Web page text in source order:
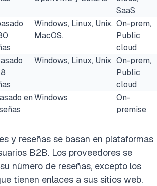
SaaS
Windows, Linux, Unix,
MacOS.
On-prem,
Public
cloud
Windows, Linux, Unix On-prem,
Public
cloud
enWindows
On-
premise
y reseñas se basan en plataformas
B2B. Los proveedores se
número de reseñas, excepto los
tienen enlaces a sus sitios web.